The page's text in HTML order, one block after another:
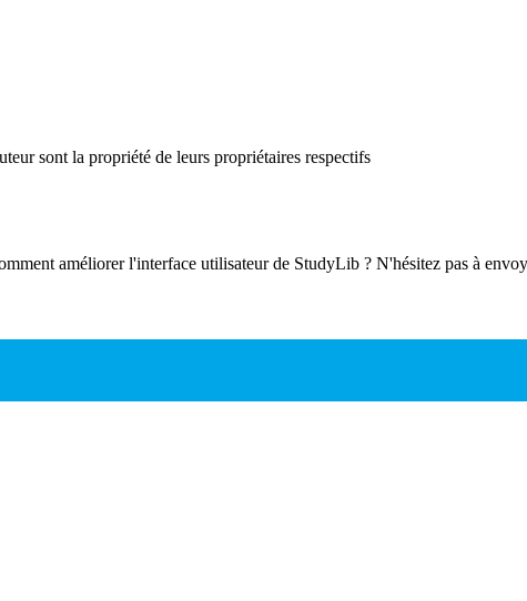
sont la propriété de leurs propriétaires respectifs
améliorer l'interface utilisateur de StudyLib ? N'hésitez pas à